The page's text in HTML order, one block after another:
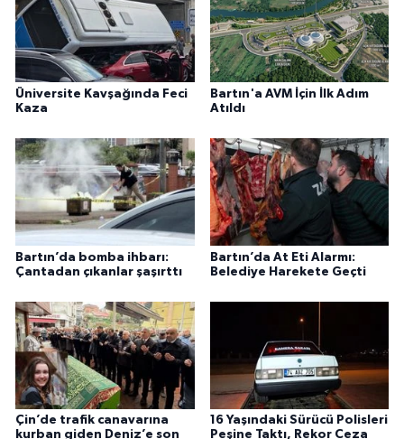
Üniversite Kavşağında Feci
Kaza
Bartın'a AVM İçin İlk Adım
Atıldı
Bartın’da bomba ihbarı:
Çantadan çıkanlar şaşırttı
Bartın’da At Eti Alarmı:
Belediye Harekete Geçti
Çin’de trafik canavarına
kurban giden Deniz’e son
16 Yaşındaki Sürücü Polisleri
Peşine Taktı, Rekor Ceza